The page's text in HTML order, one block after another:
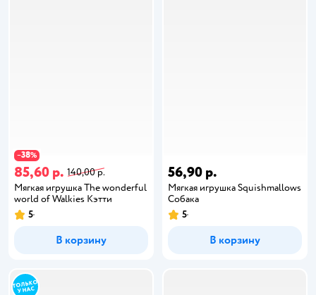
−38%
85,60 р. 140,00 р.
Мягкая игрушка The wonderful
world of Walkies Кэтти
5
В корзину
56,90 р.
Мягкая игрушка Squishmallows
Собака
5
В корзину